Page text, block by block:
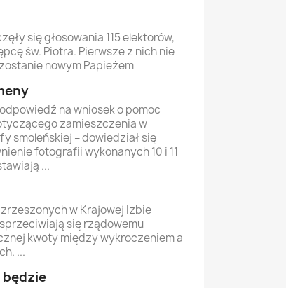
się głosowania 115 elektorów,
św. Piotra. Pierwsze z nich nie
nowym Papieżem
na wniosek o pomoc
zamieszczenia w
smoleńskiej – dowiedział się
fotografii wykonanych 10 i 11
...
w Krajowej Izbie
się rządowemu
kwoty między wykroczeniem a
...